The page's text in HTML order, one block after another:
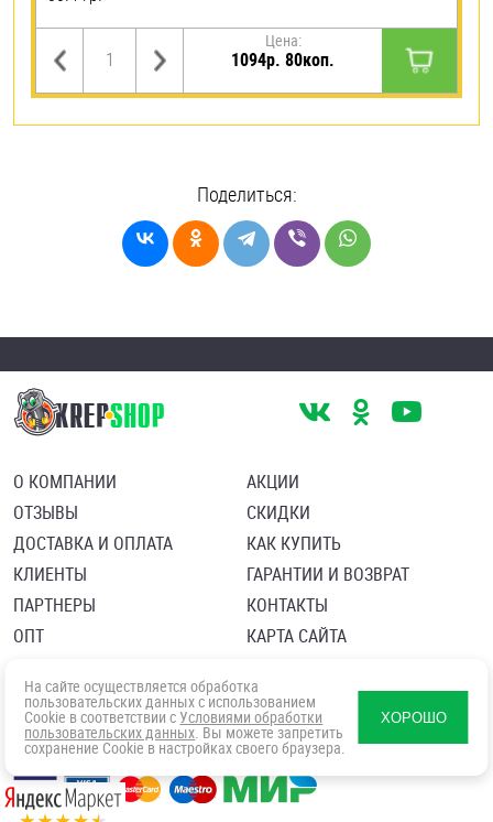
Цена:
1094р. 80коп.
Поделиться:
О КОМПАНИИ
ОТЗЫВЫ
ДОСТАВКА И ОПЛАТА
КЛИЕНТЫ
ПАРТНЕРЫ
ОПТ
АКЦИИ
СКИДКИ
КАК КУПИТЬ
ГАРАНТИИ И ВОЗВРАТ
КОНТАКТЫ
КАРТА САЙТА
Политика в отношении обработки персональных данных
Согласие посетителя сайта на обработку персональных данны
На сайте осуществляется обработка
пользовательских данных с использованием
Cookie в соответствии с Условиями обработки
пользовательских данных. Вы можете запретить
сохранение Cookie в настройках своего браузера.
ХОРОШО